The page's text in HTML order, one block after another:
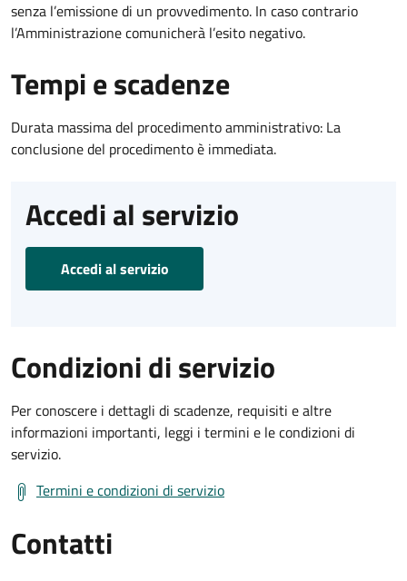
senza l’emissione di un provvedimento. In caso contrario
l’Amministrazione comunicherà l’esito negativo.
Tempi e scadenze
Durata massima del procedimento amministrativo: La
conclusione del procedimento è immediata.
Accedi al servizio
Accedi al servizio
Condizioni di servizio
Per conoscere i dettagli di scadenze, requisiti e altre
informazioni importanti, leggi i termini e le condizioni di
servizio.
Termini e condizioni di servizio
Contatti